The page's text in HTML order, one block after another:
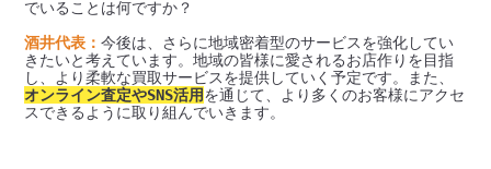
でいることは何ですか？
酒井代表：今後は、さらに地域密着型のサービスを強化してい
きたいと考えています。地域の皆様に愛されるお店作りを目指
し、より柔軟な買取サービスを提供していく予定です。また、
オンライン査定やSNS活用を通じて、より多くのお客様にアクセ
スできるように取り組んでいきます。